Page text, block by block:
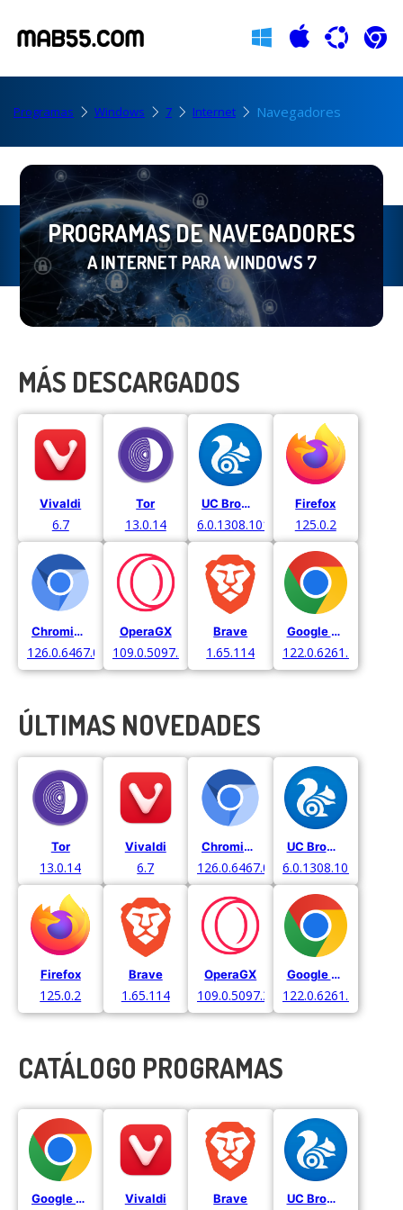
Programas Windows 7 Internet Navegadores
PROGRAMAS DE NAVEGADORES
A INTERNET PARA WINDOWS 7
MÁS DESCARGADOS
Vivaldi
6.7
Tor
13.0.14
UC Browser
6.0.1308.1016
Firefox
125.0.2
Chromium
126.0.6467.0.
OperaGX
109.0.5097.38
Brave
1.65.114
Google Chrome
122.0.6261.129
ÚLTIMAS NOVEDADES
Tor
13.0.14
Vivaldi
6.7
Chromium
126.0.6467.0.
UC Browser
6.0.1308.1016
Firefox
125.0.2
Brave
1.65.114
OperaGX
109.0.5097.38
Google Chrome
122.0.6261.129
CATÁLOGO PROGRAMAS
Google Chrome Vivaldi Brave UC Browser